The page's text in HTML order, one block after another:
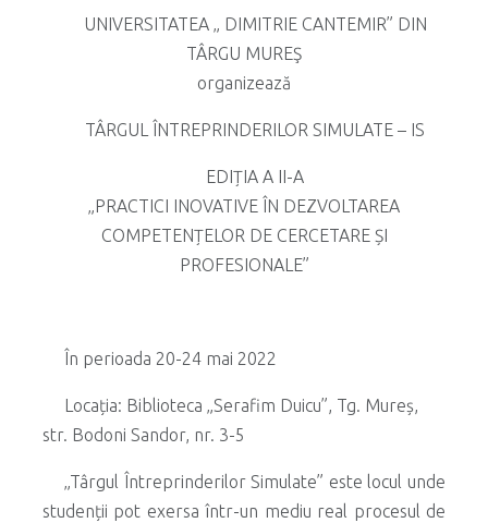
UNIVERSITATEA „ DIMITRIE CANTEMIR” DIN
TÂRGU MUREŞ
organizează
TÂRGUL ÎNTREPRINDERILOR SIMULATE – IS
EDIȚIA A II-A
„PRACTICI INOVATIVE ÎN DEZVOLTAREA
COMPETENȚELOR DE CERCETARE ȘI
PROFESIONALE”
În perioada 20-24 mai 2022
Locația: Biblioteca „Serafim Duicu”, Tg. Mureș,
str. Bodoni Sandor, nr. 3-5
„Târgul Întreprinderilor Simulate” este locul unde
studenții pot exersa într-un mediu real procesul de